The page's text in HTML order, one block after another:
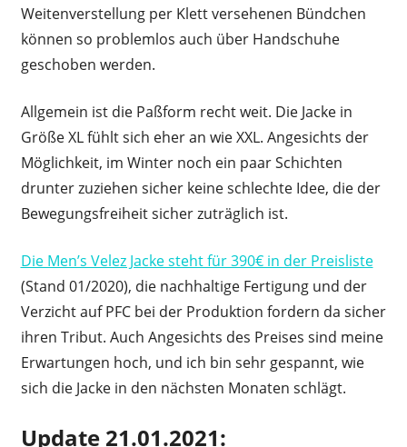
Weitenverstellung per Klett versehenen Bündchen
können so problemlos auch über Handschuhe
geschoben werden.
Allgemein ist die Paßform recht weit. Die Jacke in
Größe XL fühlt sich eher an wie XXL. Angesichts der
Möglichkeit, im Winter noch ein paar Schichten
drunter zuziehen sicher keine schlechte Idee, die der
Bewegungsfreiheit sicher zuträglich ist.
Die Men’s Velez Jacke steht für 390€ in der Preisliste
(Stand 01/2020), die nachhaltige Fertigung und der
Verzicht auf PFC bei der Produktion fordern da sicher
ihren Tribut. Auch Angesichts des Preises sind meine
Erwartungen hoch, und ich bin sehr gespannt, wie
sich die Jacke in den nächsten Monaten schlägt.
Update 21.01.2021: